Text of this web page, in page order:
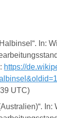
In:
https://
UTC)